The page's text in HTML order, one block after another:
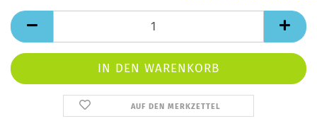
AUF DEN MERKZETTEL